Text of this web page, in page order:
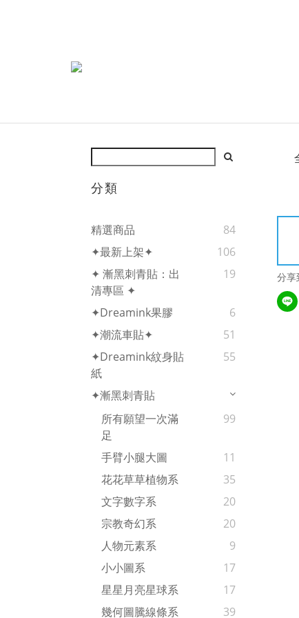
分類
精選商品
84
✦最新上架✦
106
✦ 漸黑刺青貼：出
清專區 ✦
19
✦Dreamink果膠
6
✦潮流車貼✦
51
✦Dreamink紋身貼
紙
55
✦漸黑刺青貼
所有願望一次滿
足
99
手臂小腿大圖
11
花花草草植物系
35
文字數字系
20
宗教奇幻系
20
人物元素系
9
小小圖系
17
星星月亮星球系
17
幾何圖騰線條系
39
分享